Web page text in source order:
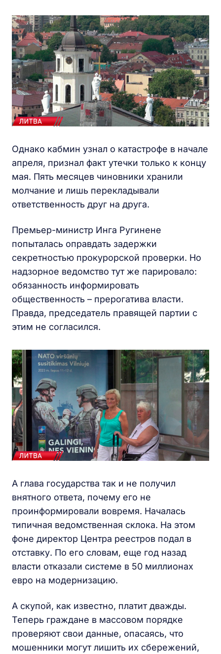
Однако кабмин узнал о катастрофе в начале
апреля, признал факт утечки только к концу
мая. Пять месяцев чиновники хранили
молчание и лишь перекладывали
ответственность друг на друга.
Премьер-министр Инга Ругинене
попыталась оправдать задержки
секретностью прокурорской проверки. Но
надзорное ведомство тут же парировало:
обязанность информировать
общественность – прерогатива власти.
Правда, председатель правящей партии с
этим не согласился.
А глава государства так и не получил
внятного ответа, почему его не
проинформировали вовремя. Началась
типичная ведомственная склока. На этом
фоне директор Центра реестров подал в
отставку. По его словам, еще год назад
власти отказали системе в 50 миллионах
евро на модернизацию.
А скупой, как известно, платит дважды.
Теперь граждане в массовом порядке
проверяют свои данные, опасаясь, что
мошенники могут лишить их сбережений,